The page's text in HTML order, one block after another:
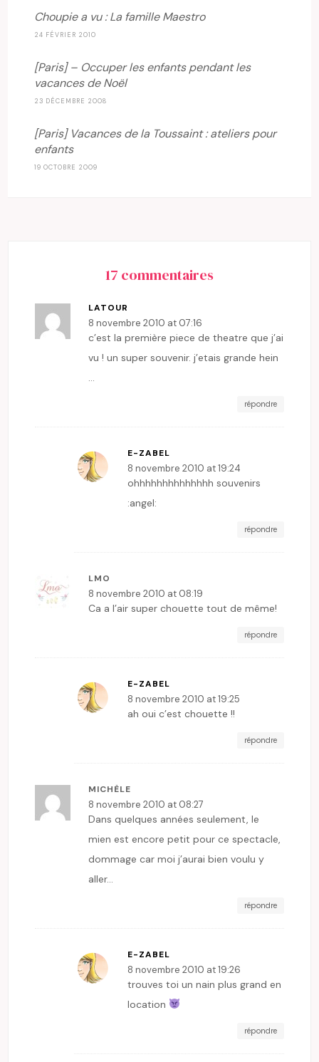
Choupie a vu : La famille Maestro
24 FÉVRIER 2010
[Paris] – Occuper les enfants pendant les
vacances de Noël
23 DÉCEMBRE 2008
[Paris] Vacances de la Toussaint : ateliers pour
enfants
19 OCTOBRE 2009
17 commentaires
LATOUR
8 novembre 2010 at 07:16
c’est la première piece de theatre que j’ai
vu ! un super souvenir. j’etais grande hein
…
répondre
E-ZABEL
8 novembre 2010 at 19:24
ohhhhhhhhhhhhhh souvenirs
:angel:
répondre
LMO
8 novembre 2010 at 08:19
Ca a l’air super chouette tout de même!
répondre
E-ZABEL
8 novembre 2010 at 19:25
ah oui c’est chouette !!
répondre
MICHÈLE
8 novembre 2010 at 08:27
Dans quelques années seulement, le
mien est encore petit pour ce spectacle,
dommage car moi j’aurai bien voulu y
aller…
répondre
E-ZABEL
8 novembre 2010 at 19:26
trouves toi un nain plus grand en
location
répondre